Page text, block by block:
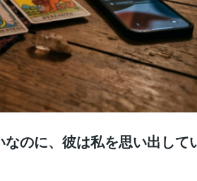
なのに、彼は私を思い出して